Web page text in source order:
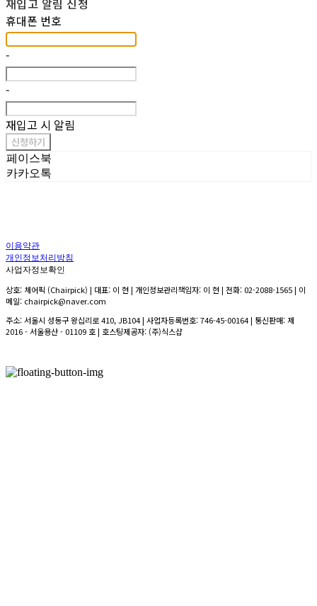
재입고 알림 신청
휴대폰 번호
-
-
재입고 시 알림
신청하기
페이스북
카카오톡
이용약관
개인정보처리방침
사업자정보확인
상호: 체어픽 (Chairpick) | 대표: 이 현 | 개인정보관리책임자: 이 현 | 전화: 02-2088-1565 | 이
메일: chairpick@naver.com
주소: 서울시 성동구 왕십리로 410, JB104 | 사업자등록번호:746-45-00164| 통신판매:제
2016 - 서울용산 - 01109 호| 호스팅제공자: (주)식스샵